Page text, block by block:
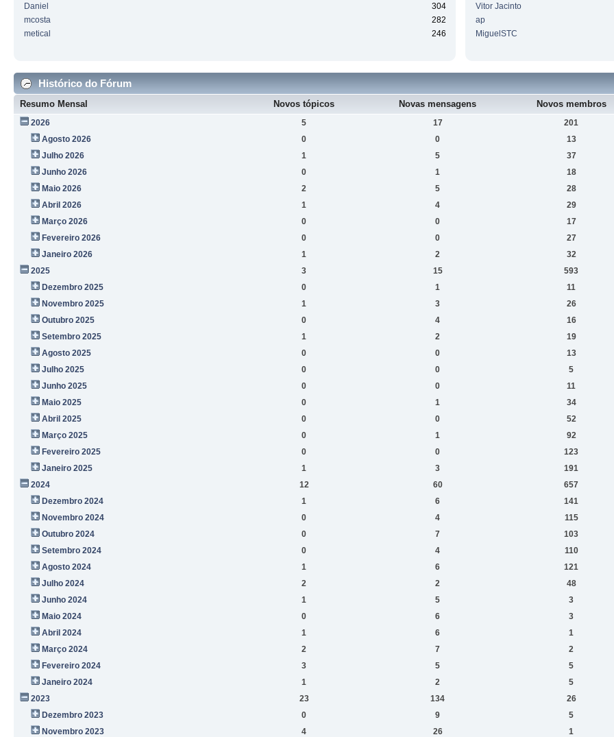
Daniel
304
mcosta
282
metical
246
Vitor Jacinto
ap
MiguelSTC
Histórico do Fórum
Resumo Mensal Novos tópicos Novas mensagens Novos membros
2026 5 17
201
Agosto 2026
0 0
13
Julho 2026
1 5
37
Junho 2026
0 1
18
Maio 2026
2 5
28
Abril 2026
1 4
29
Março 2026
0 0
17
Fevereiro 2026
0 0
27
Janeiro 2026
1 2
32
2025
3 15
593
Dezembro 2025
0 1
11
Novembro 2025
1 3
26
Outubro 2025
0 4
16
Setembro 2025
1 2
19
Agosto 2025
0 0
13
Julho 2025
0 0
5
Junho 2025
0 0
11
Maio 2025
0 1
34
Abril 2025
0 0
52
Março 2025
0 1
92
Fevereiro 2025
0 0
123
Janeiro 2025
1 3
191
2024
12 60
657
Dezembro 2024
1 6
141
Novembro 2024
0 4
115
Outubro 2024
0 7
103
Setembro 2024
0 4
110
Agosto 2024
1 6
121
Julho 2024
2 2
48
Junho 2024
1 5
3
Maio 2024
0 6
3
Abril 2024
1 6
1
Março 2024
2 7
2
Fevereiro 2024
3 5
5
Janeiro 2024
1 2
5
2023
23 134
26
Dezembro 2023
0 9
5
Novembro 2023
4 26
1